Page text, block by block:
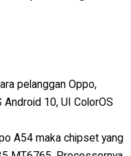
pelanggan Oppo,
10, UI ColorOS
A54 maka chipset yang